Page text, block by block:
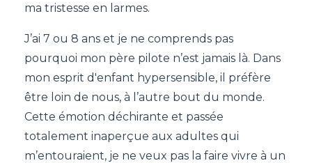
ma tristesse en larmes.
J’ai 7 ou 8 ans et je ne comprends pas
pourquoi mon père pilote n’est jamais là. Dans
mon esprit d'enfant hypersensible, il préfère
être loin de nous, à l’autre bout du monde.
Cette émotion déchirante et passée
totalement inaperçue aux adultes qui
m’entouraient, je ne veux pas la faire vivre à un